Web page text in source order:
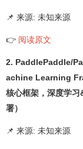
📌 来源: 未知来源
👉 阅读原文
2. PaddlePaddle/
achine Learning
核心框架，深度学
署）
📌 来源: 未知来源